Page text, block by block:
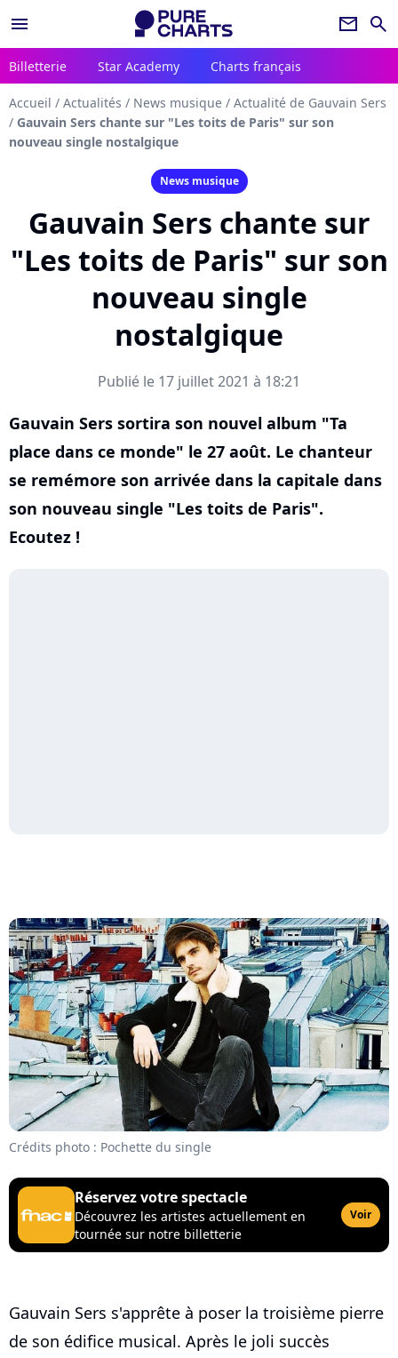
menu newsletter search
Billetterie Star Academy Charts français
Accueil / Actualités / News musique / Actualité de Gauvain Sers
/ Gauvain Sers chante sur "Les toits de Paris" sur son
nouveau single nostalgique
News musique
Gauvain Sers chante sur
"Les toits de Paris" sur son
nouveau single
nostalgique
Publié le 17 juillet 2021 à 18:21
Gauvain Sers sortira son nouvel album "Ta
place dans ce monde" le 27 août. Le chanteur
se remémore son arrivée dans la capitale dans
son nouveau single "Les toits de Paris".
Ecoutez !
Crédits photo : Pochette du single
Réservez votre spectacle
Découvrez les artistes actuellement en
tournée sur notre billetterie
Voir
Gauvain Sers s'apprête à poser la troisième pierre
de son édifice musical. Après le joli succès